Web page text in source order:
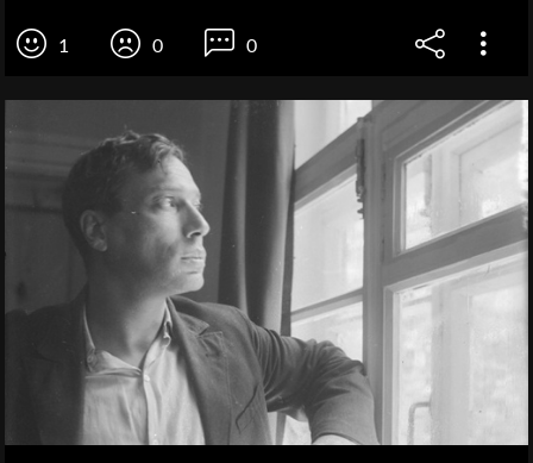
1 0 0